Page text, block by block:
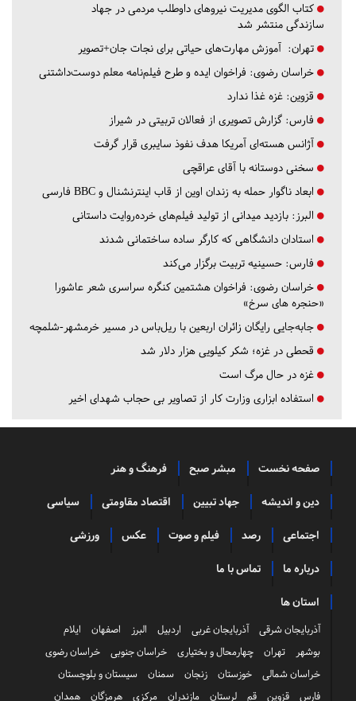
کتاب الگوی مدیریت نیروهای داوطلب مردمی در جهاد
سازندگی منتشر شد
تهران: آموزش مهارت‌های حیاتی برای نجات جان+تصویر
خراسان رضوی: فراخوان ایده و طرح فیلم‌نامه معلم دوست‌داشتنی
قزوین: غزه غذا ندارد
فارس: گزارش تصویری از فعالان تربیتی در شیراز
آژانس هسته‌ای آمریکا هدف نفوذ سایبری قرار گرفت
سخنی دوستانه با آقای عراقچی
ابعاد ناگوار حمله به زندان اوین از قاب اینترنشنال و BBC فارسی
البرز: بازدید میدانی از تولید فیلم‌های خرده‌روایت داستانی
استادان دانشگاهی که کارگر ساده ساختمانی شدند
فارس: حسینیه تربیت برگزار می‌کند
خراسان رضوی: فراخوان هشتمین کنگره سراسری شعر عاشورا
«حنجره های سرخ»
جابه‌جایی رایگان زائران اربعین با ریل‌باس در مسیر خرمشهر-شلمچه
قحطی در غزه؛ شکر کیلویی هزار دلار شد
غزه در حال مرگ است
استفاده ابزاری وزارت کار از تصاویر بی حجاب شهدای اخیر
صفحه نخست مبشر صبح فرهنگ و هنر
دین و اندیشه جهاد تبیین اقتصاد مقاومتی سیاسی
اجتماعی رصد فیلم و صوت عکس ورزشی
درباره ما تماس با ما
استان ها
آذربایجان شرقی آذربایجان غربی اردبیل البرز اصفهان
ایلام
بوشهر
تهران چهارمحال و بختیاری خراسان جنوبی
خراسان رضوی
خراسان شمالی
خوزستان زنجان سمنان
سیستان و بلوچستان
فارس
قزوین قم لرستان مازندران مرکزی هرمزگان همدان